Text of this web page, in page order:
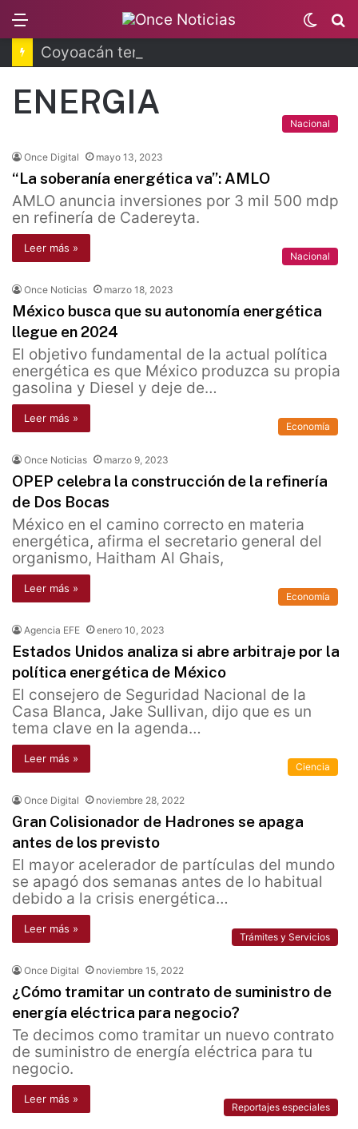
Switch
skin
ENERGIA
Nacional
Once Digital mayo 13, 2023
“La soberanía energética va”: AMLO
AMLO anuncia inversiones por 3 mil 500 mdp
en refinería de Cadereyta.
Leer más »
Nacional
Once Noticias marzo 18, 2023
México busca que su autonomía energética
llegue en 2024
El objetivo fundamental de la actual política
energética es que México produzca su propia
gasolina y Diesel y deje de…
Leer más »
Economía
Once Noticias marzo 9, 2023
OPEP celebra la construcción de la refinería
de Dos Bocas
México en el camino correcto en materia
energética, afirma el secretario general del
organismo, Haitham Al Ghais,
Leer más »
Economía
Agencia EFE enero 10, 2023
Estados Unidos analiza si abre arbitraje por la
política energética de México
El consejero de Seguridad Nacional de la
Casa Blanca, Jake Sullivan, dijo que es un
tema clave en la agenda…
Leer más »
Ciencia
Once Digital noviembre 28, 2022
Gran Colisionador de Hadrones se apaga
antes de los previsto
El mayor acelerador de partículas del mundo
se apagó dos semanas antes de lo habitual
debido a la crisis energética…
Leer más »
Trámites y Servicios
Once Digital noviembre 15, 2022
¿Cómo tramitar un contrato de suministro de
energía eléctrica para negocio?
Te decimos como tramitar un nuevo contrato
de suministro de energía eléctrica para tu
negocio.
Leer más »
Reportajes especiales